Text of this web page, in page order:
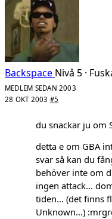
Backspace Nivå 5 ·
MEDLEM SEDAN 2003
28 OKT 2003 #5
du snackar ju om
detta e om GBA
svar så kan du
behöver inte om
ingen attack...
tiden... (det finns
Unknown...)